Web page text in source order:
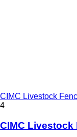
CIMC Livestock
4
CIMC Livestock